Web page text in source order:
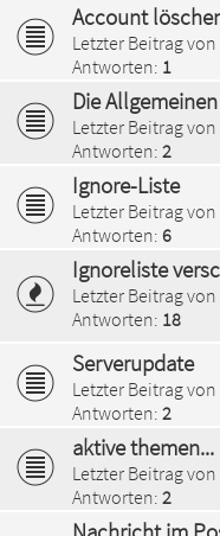
Account
Letzter Beitrag von
Antworten: 1
Die
Letzter Beitrag von
Antworten: 2
Ignore-Liste
Letzter Beitrag von
Antworten: 6
Ignoreliste
Letzter Beitrag von
Antworten: 18
Serverupdate
Letzter Beitrag von
Antworten: 2
aktive themen...
Letzter Beitrag von
Antworten: 2